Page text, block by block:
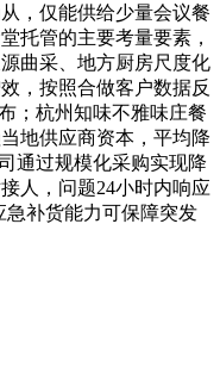
，仅能供给少量会议餐
托管的主要考量要素，
曲采、地方厨房尺度化
，按照合做客户数据反
；杭州知味不雅味庄餐
地供应商资本，平均降
通过规模化采购实现降
人，问题24小时内响应
急补货能力可保障突发